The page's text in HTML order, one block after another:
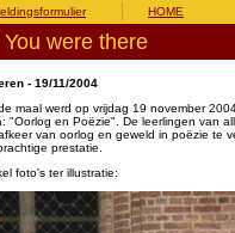
HOME
were there
- 19/11/2004
maal werd op vrijdag 19 november
"Oorlog en Poëzie". De leerlingen van
van oorlog en geweld in poëzie te
prestatie.
foto's ter illustratie: